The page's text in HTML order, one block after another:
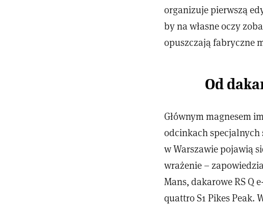
organizuje pierwszą
by na własne oczy
opuszczają fabryczne
Od
Głównym magnesem
odcinkach specjalnych
w Warszawie pojawią
wrażenie –
Mans, dakarowe RS Q
quattro S1 Pikes Peak.